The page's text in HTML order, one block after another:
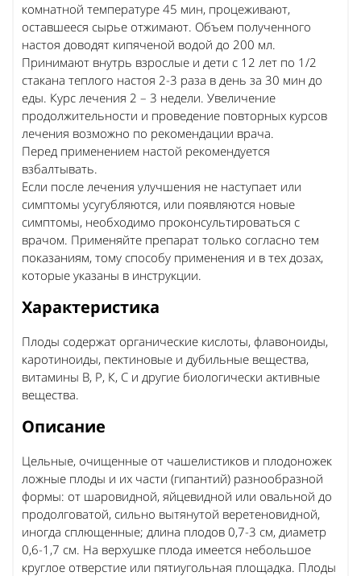
комнатной температуре 45 мин, процеживают,
оставшееся сырье отжимают. Объем полученного
настоя доводят кипяченой водой до 200 мл.
Принимают внутрь взрослые и дети с 12 лет по 1/2
стакана теплого настоя 2-3 раза в день за 30 мин до
еды. Курс лечения 2 – 3 недели. Увеличение
продолжительности и проведение повторных курсов
лечения возможно по рекомендации врача.
Перед применением настой рекомендуется
взбалтывать.
Если после лечения улучшения не наступает или
симптомы усугубляются, или появляются новые
симптомы, необходимо проконсультироваться с
врачом. Применяйте препарат только согласно тем
показаниям, тому способу применения и в тех дозах,
которые указаны в инструкции.
Характеристика
Плоды содержат органические кислоты, флавоноиды,
каротиноиды, пектиновые и дубильные вещества,
витамины В, P, К, С и другие биологически активные
вещества.
Описание
Цельные, очищенные от чашелистиков и плодоножек
ложные плоды и их части (гипантий) разнообразной
формы: от шаровидной, яйцевидной или овальной до
продолговатой, сильно вытянутой веретеновидной,
иногда сплющенные; длина плодов 0,7-3 см, диаметр
0,6-1,7 см. На верхушке плода имеется небольшое
круглое отверстие или пятиугольная площадка. Плоды